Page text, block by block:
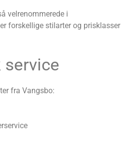
velrenommerede i
forskellige stilarter og prisklasser
fra Vangsbo: